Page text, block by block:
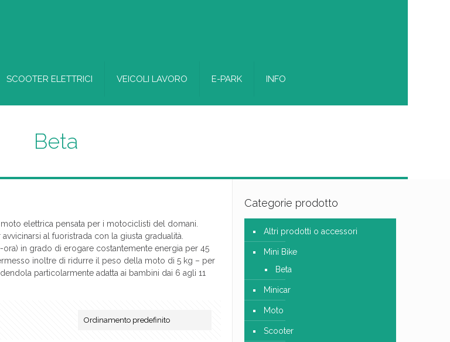
SCOOTER ELETTRICI VEICOLI LAVORO E-PARK INFO
Beta
elettrica pensata per i motociclisti del domani.
al fuoristrada con la giusta gradualità.
ora) in grado di erogare costantemente energia per 45
inoltre di ridurre il peso della moto di 5 kg – per
particolarmente adatta ai bambini dai 6 agli 11
Categorie prodotto
Altri prodotti o accessori
Mini Bike
Beta
Minicar
Moto
Scooter